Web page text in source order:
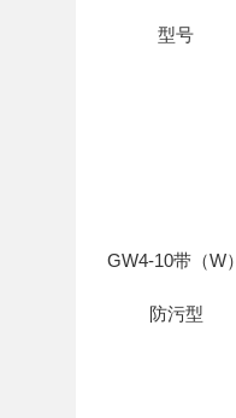
型号
GW4-10带（W
防污型